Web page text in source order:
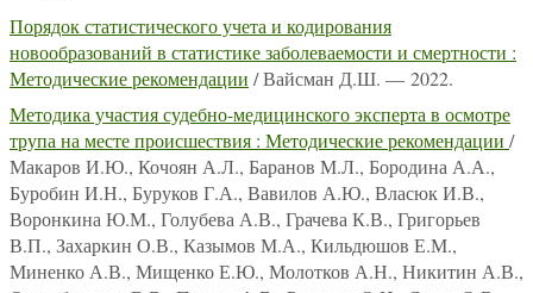
Порядок статистического учета и кодирования
новообразований в статистике заболеваемости и смертности :
Методические рекомендации / Вайсман Д.Ш. — 2022.
Методика участия судебно-медицинского эксперта в осмотре
трупа на месте происшествия : Методические рекомендации /
Макаров И.Ю., Кочоян А.Л., Баранов М.Л., Бородина А.А.,
Буробин И.Н., Буруков Г.А., Вавилов А.Ю., Власюк И.В.,
Воронкина Ю.М., Голубева А.В., Грачева К.В., Григорьев
В.П., Захаркин О.В., Казымов М.А., Кильдюшов Е.М.,
Миненко А.В., Мищенко Е.Ю., Молотков А.Н., Никитин А.В.,